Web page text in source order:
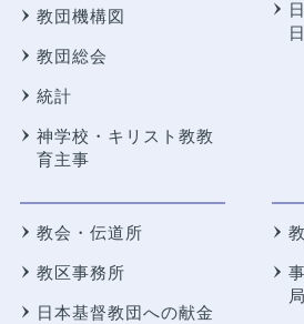
教団機構図
教団総会
統計
神学校・キリスト教教
育主事
日
教会・伝道所
教区事務所
日本基督教団への献金
局